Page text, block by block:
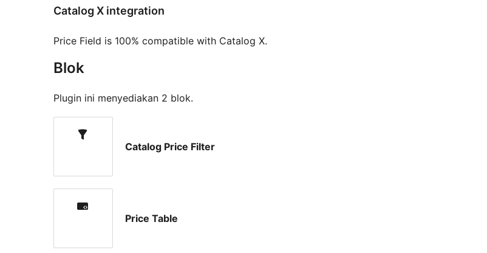
Catalog X integration
Price Field is 100% compatible with Catalog X.
Blok
Plugin ini menyediakan 2 blok.
Catalog Price Filter
Price Table